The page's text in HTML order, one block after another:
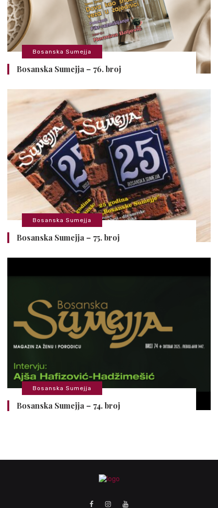
Bosanska Sumejja
Bosanska Sumejja – 76. broj
Bosanska Sumejja
Bosanska Sumejja – 75. broj
Bosanska Sumejja
Bosanska Sumejja – 74. broj